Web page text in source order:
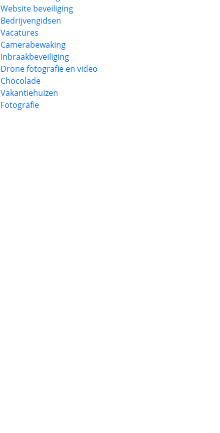
Website beveiliging
Bedrijvengidsen
Vacatures
Camerabewaking
Inbraakbeveiliging
Drone fotografie en video
Chocolade
Vakantiehuizen
Fotografie